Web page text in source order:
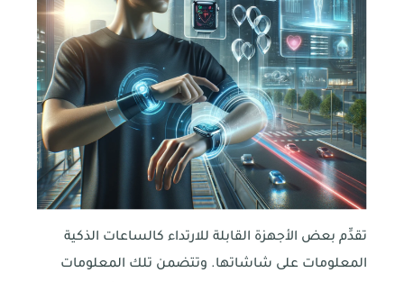
تقدِّم بعض الأجهزة القابلة للارتداء كالساعات الذكية
المعلومات على شاشاتها. وتتضمن تلك المعلومات